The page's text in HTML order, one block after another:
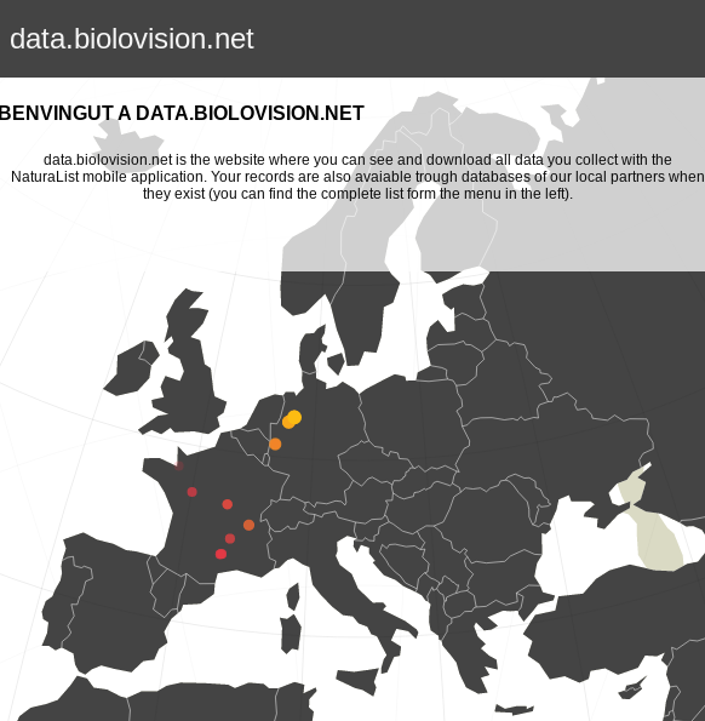
data.biolovision.net
BENVINGUT A DATA.BIOLOVISION.NET
data.biolovision.net is the website where you can see and download all data you collect with the
NaturaList mobile application. Your records are also avaiable trough databases of our local partners when
they exist (you can find the complete list form the menu in the left).